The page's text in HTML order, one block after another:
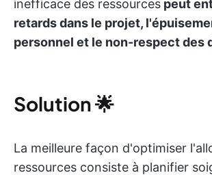
inefficace des ressources peut
retards dans le projet,
personnel et le non-respect des
Solution🌟
La meilleure façon d'optimiser
ressources consiste à planifier